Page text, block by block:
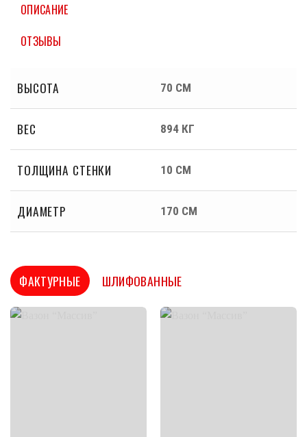
ОПИСАНИЕ
ОТЗЫВЫ
ВЫСОТА 70 СМ
ВЕС 894 КГ
ТОЛЩИНА СТЕНКИ 10 СМ
ДИАМЕТР 170 СМ
ФАКТУРНЫЕ ШЛИФОВАННЫЕ